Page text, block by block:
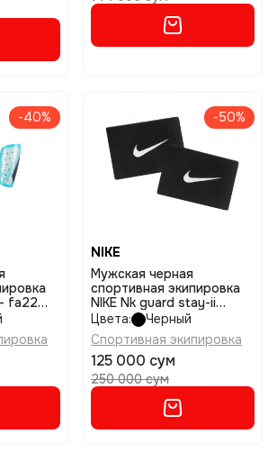
-40%
- fa22
-50%
NIKE
Мужская черная
спортивная экипировка
NIKE Nk guard stay-ii
размер 1size
Цвета:
Черный
Спортивная экипировка
125 000 сум
250 000 сум